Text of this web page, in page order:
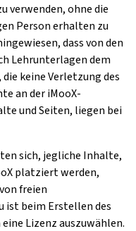
verwenden, ohne die
Person erhalten zu
dass von den
Lehrunterlagen dem
keine Verletzung des
an der iMooX-
und Seiten, liegen bei
sich, jegliche Inhalte,
platziert werden,
freien
ist beim Erstellen des
Lizenz auszuwählen.